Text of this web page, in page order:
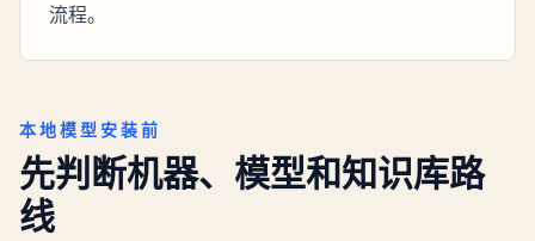
流程。
本地模型安装前
先判断机器、模型和知识库路
线